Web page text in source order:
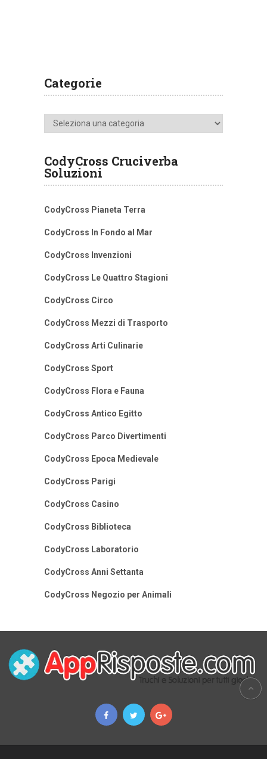
Categorie
Categorie
CodyCross Cruciverba
Soluzioni
CodyCross Pianeta Terra
CodyCross In Fondo al Mar
CodyCross Invenzioni
CodyCross Le Quattro Stagioni
CodyCross Circo
CodyCross Mezzi di Trasporto
CodyCross Arti Culinarie
CodyCross Sport
CodyCross Flora e Fauna
CodyCross Antico Egitto
CodyCross Parco Divertimenti
CodyCross Epoca Medievale
CodyCross Parigi
CodyCross Casino
CodyCross Biblioteca
CodyCross Laboratorio
CodyCross Anni Settanta
CodyCross Negozio per Animali